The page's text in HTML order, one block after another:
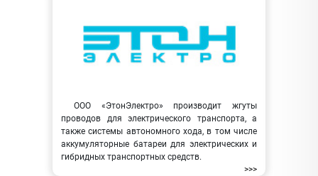
ООО «ЭтонЭлектро» производит жгуты
проводов для электрического транспорта, а
также системы автономного хода, в том числе
аккумуляторные батареи для электрических и
гибридных транспортных средств.
>>>